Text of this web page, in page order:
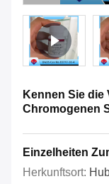
Kennen Sie die
Chromogenen
Einzelheiten
Herkunftsort: